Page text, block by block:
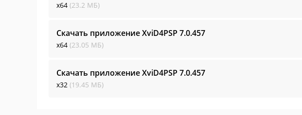
x64 (23.2 МБ)
Скачать приложение XviD4PSP 7.0.457
x64 (23.05 МБ)
Скачать приложение XviD4PSP 7.0.457
x32 (19.45 МБ)